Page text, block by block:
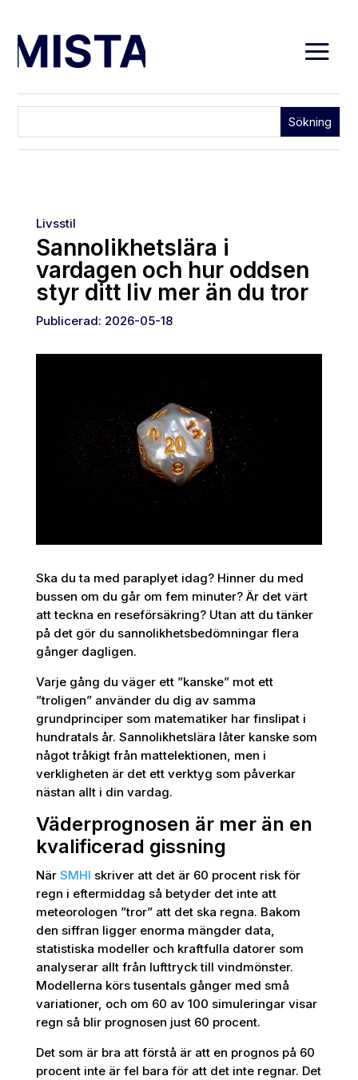
Livsstil
Sannolikhetslära i
vardagen och hur oddsen
styr ditt liv mer än du tror
Publicerad: 2026-05-18
Ska du ta med paraplyet idag? Hinner du med
bussen om du går om fem minuter? Är det värt
att teckna en reseförsäkring? Utan att du tänker
på det gör du sannolikhetsbedömningar flera
gånger dagligen.
Varje gång du väger ett ”kanske” mot ett
”troligen” använder du dig av samma
grundprinciper som matematiker har finslipat i
hundratals år. Sannolikhetslära låter kanske som
något tråkigt från mattelektionen, men i
verkligheten är det ett verktyg som påverkar
nästan allt i din vardag.
Väderprognosen är mer än en
kvalificerad gissning
När SMHI skriver att det är 60 procent risk för
regn i eftermiddag så betyder det inte att
meteorologen ”tror” att det ska regna. Bakom
den siffran ligger enorma mängder data,
statistiska modeller och kraftfulla datorer som
analyserar allt från lufttryck till vindmönster.
Modellerna körs tusentals gånger med små
variationer, och om 60 av 100 simuleringar visar
regn så blir prognosen just 60 procent.
Det som är bra att förstå är att en prognos på 60
procent inte är fel bara för att det inte regnar. Det